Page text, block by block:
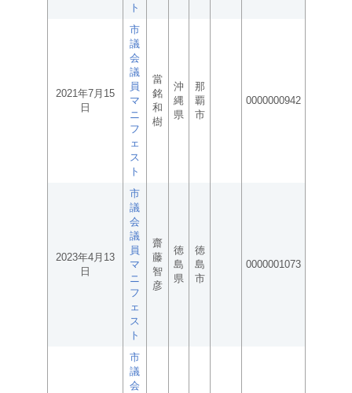
ト
2021年7月15
日
市
議
会
議
員
マ
ニ
フ
ェ
ス
ト
當
銘
和
樹
沖
縄
県
那
覇
市
0000000942
2023年4月13
日
市
議
会
議
員
マ
ニ
フ
ェ
ス
ト
齋
藤
智
彦
徳
島
県
徳
島
市
0000001073
市
議
会